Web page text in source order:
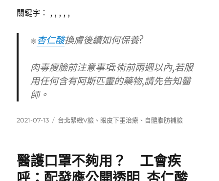
關鍵字： , , , , ,
※杏仁酸換膚後續如何保養?
肉毒瘦臉前注意事項:術前兩週以內,若服
用任何含有阿斯匹靈的藥物,請先告知醫
師。
發
2021-07-13
標
台北緊緻V臉 、 眼皮下垂治療 、 自體脂肪補臉
醫護口罩不夠用？ 工會疾